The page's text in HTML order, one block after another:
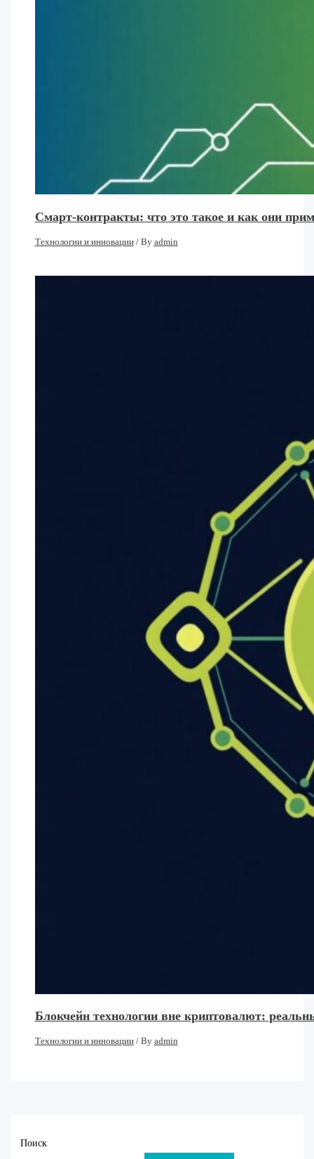
Смарт-контракты: что это такое и как они
Технологии и инновации/ By admin
Блокчейн технологии вне криптовалют:
Технологии и инновации/ By admin
Поиск